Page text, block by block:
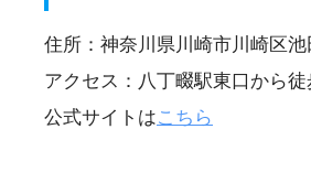
住所：神奈川県川崎市川崎区
アクセス：八丁畷駅東口から徒
公式サイトはこちら